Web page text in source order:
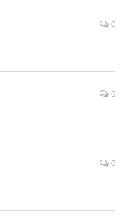
0
0
0